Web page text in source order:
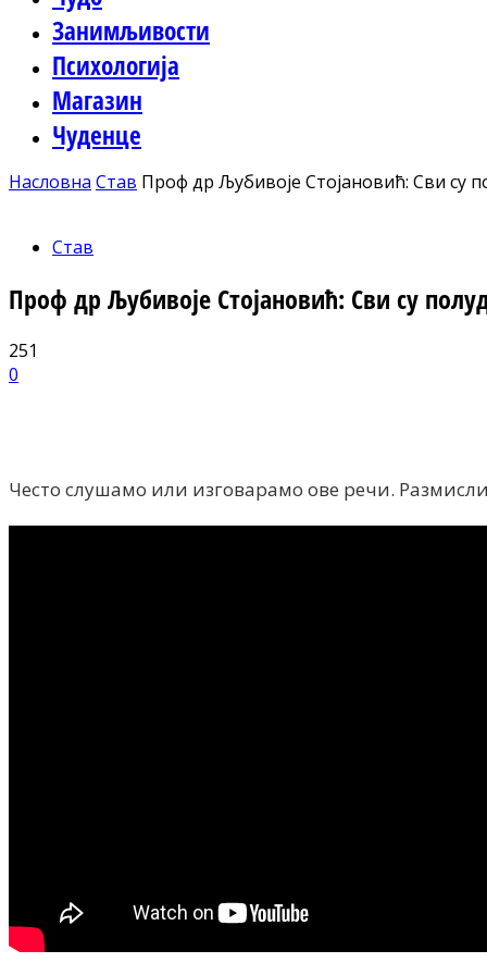
Занимљивости
Психологија
Магазин
Чуденце
Насловна Став Проф др Љубивоје Стојановић: Сви су
Став
Проф др Љубивоје Стојановић: Сви су
251
0
Често слушамо или изговарамо ове речи.